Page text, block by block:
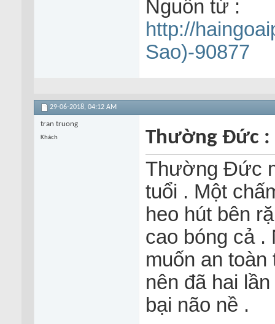
Nguồn từ :
http://
Sao)-90877
29-06-2018, 04:12 AM
tran truong
Khách Thường Đức
Thường Đức
tuổi . Một
heo hút bên
cao bóng cả .
muốn an
nên đã hai
bại não nề .